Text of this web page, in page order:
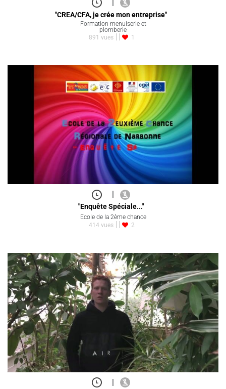
|
"CREA/CFA, je crée mon entreprise"
Formation menuiserie et
plomberie
891 vues
1
|
"Enquête Spéciale..."
Ecole de la 2ème chance
414 vues
2
|